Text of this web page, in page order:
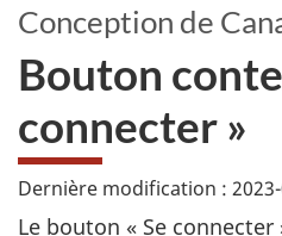
Bouton
connecter »
Conception de
Dernière modification :
Le bouton « Se